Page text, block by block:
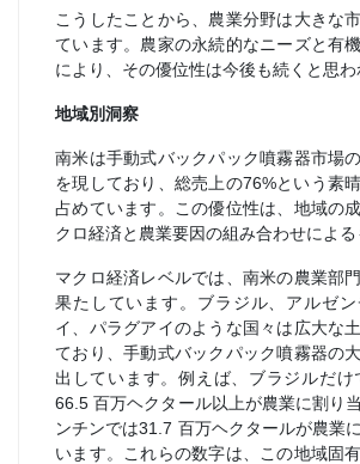
こうしたことから、農業分野は大きな
ています。農家の永続的なニーズと有
により、その優位性は今後も続くと思わ
地域別洞察
南米は手動式バックパック噴霧器市場
を現しており、総売上の76%という素
占めています。この優位性は、地域の
クロ経済と農業要因の組み合わせによる
マクロ経済レベルでは、南米の農業部
果たしています。ブラジル、アルゼ
イ、パラグアイのような国々は広大な
ており、手動式バックパック噴霧器の
出しています。例えば、ブラジルだけ
66.5 百万ヘクタール以上が農業に割り
ンチンでは31.7 百万ヘクタールが農業
います。これらの数字は、この地域固